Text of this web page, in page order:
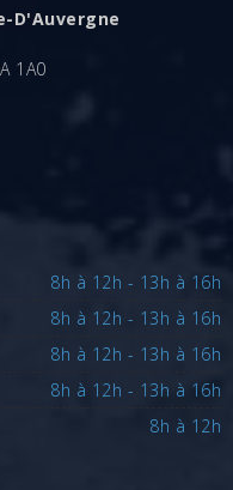
D'Auvergne
1A0
8h à 12h - 13h à 16h
8h à 12h - 13h à 16h
8h à 12h - 13h à 16h
8h à 12h - 13h à 16h
8h à 12h